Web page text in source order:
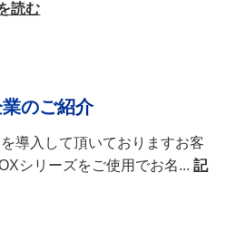
読む
のご紹介
導入して頂いておりますお客
シリーズをご使用でお名...記